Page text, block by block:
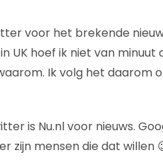
voor het brekende
UK hoef ik niet van minuut
Ik volg het daarom
is Nu.nl voor nieuws.
zijn mensen die dat willen